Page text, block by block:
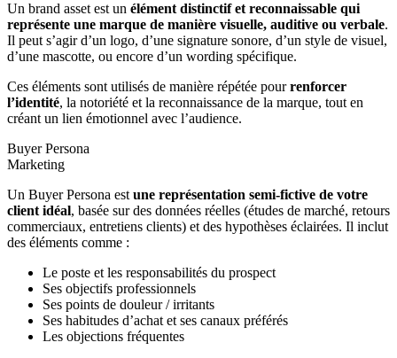
Un brand asset est un élément distinctif et reconnaissable qui
représente une marque de manière visuelle, auditive ou verbale.
Il peut s’agir d’un logo, d’une signature sonore, d’un style de visuel,
d’une mascotte, ou encore d’un wording spécifique.
Ces éléments sont utilisés de manière répétée pourrenforcer
l’identité, la notoriété et la reconnaissance de la marque, tout en
créant un lien émotionnel avec l’audience.
Buyer Persona
Marketing
Un Buyer Persona estune représentation semi-fictive de votre
client idéal, basée sur des données réelles (études de marché, retours
commerciaux, entretiens clients) et des hypothèses éclairées. Il inclut
des éléments comme :
Le poste et les responsabilités du prospect
Ses objectifs professionnels
Ses points de douleur / irritants
Ses habitudes d’achat et ses canaux préférés
Les objections fréquentes